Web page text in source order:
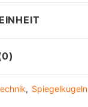
, Spiegelkugeln